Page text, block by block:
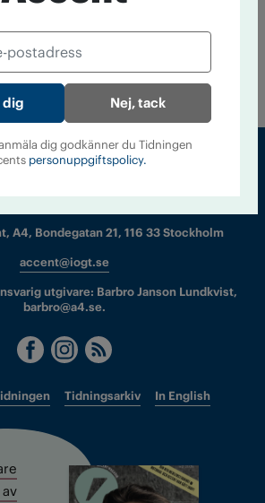
Till startsidan
tidning om droger och nykterhet
A4, Bondegatan 21, 116 33 Stockholm
accent@iogt.se
utgivare: Barbro Janson Lundkvist,
barbro@a4.se.
Tidningsarkiv In English
Nej, tack
dig godkänner du Tidningen
personuppgiftspolicy.